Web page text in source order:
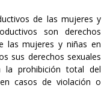
de las mujeres y
son derechos
las mujeres y niñas en
sus derechos sexuales
la prohibición total del
casos de violación o